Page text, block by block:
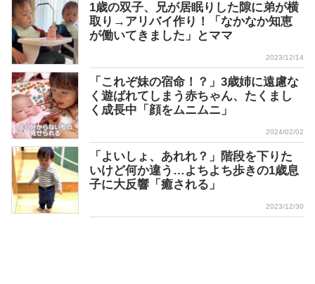
1歳の双子、兄が居眠りした隙に弟が横
取り→アリバイ作り！「なかなか知恵
が働いてきました」とママ
2023/12/14
「これぞ妹の宿命！？」3歳姉に遠慮な
く遊ばれてしまう赤ちゃん、たくまし
く成長中「顔をムニムニ」
2024/02/02
「よいしょ、あれれ？」階段を下りた
いけど何か違う…よちよち歩きの1歳息
子に大反響「癒される」
2023/12/30